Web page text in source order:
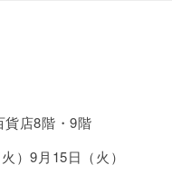
店8階・9階
）9月15日（火）